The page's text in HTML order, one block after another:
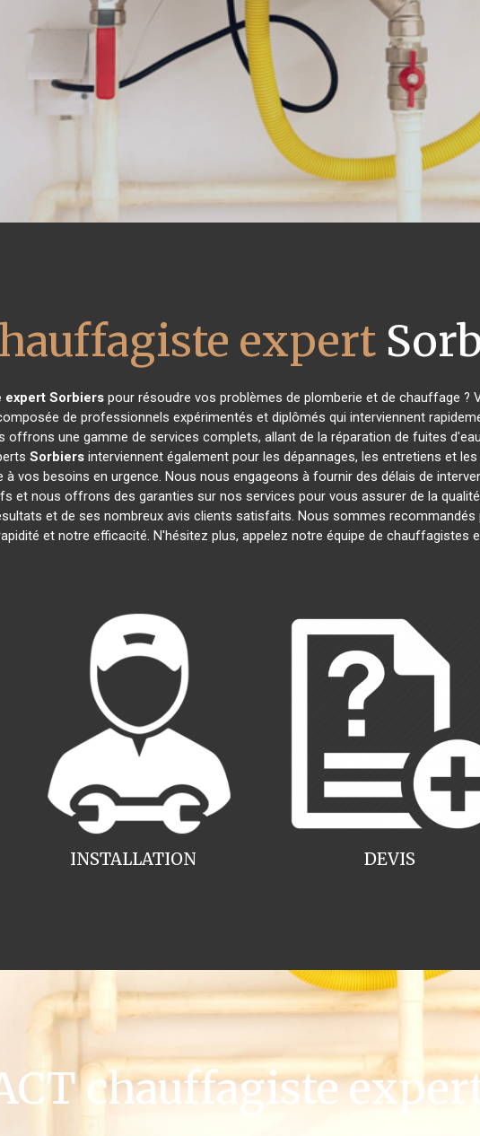
expert
expert Sorbiers pour résoudre vos problèmes de plomberie et de chauffage ?
de professionnels expérimentés et diplômés qui interviennent
offrons une gamme de services complets, allant de la réparation de fuites
Sorbiersinterviennent également pour les dépannages, les entretiens et
vos besoins en urgence. Nous nous engageons à fournir des délais de
et nous offrons des garanties sur nos services pour vous assurer de la
et de ses nombreux avis clients satisfaits. Nous sommes
et notre efficacité. N'hésitez plus, appelez notre équipe de chauffagistes
INSTALLATION DEVIS
chauffagiste